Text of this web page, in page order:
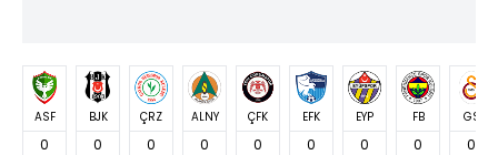
ASF
0
BJK
0
ÇRZ
0
ALNY
0
ÇFK
0
EFK
0
EYP
0
FB
0
GS
0